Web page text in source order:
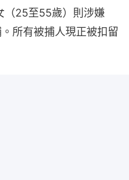
（25至55歲）則涉嫌
所有被捕人現正被扣留